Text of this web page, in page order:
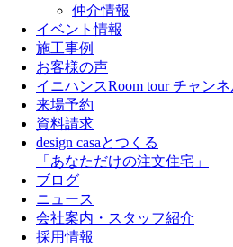
仲介情報
イベント情報
施工事例
お客様の声
イニハンスRoom tour チャン
来場予約
資料請求
design casaとつくる
「あなただけの注文住宅」
ブログ
ニュース
会社案内・スタッフ紹介
採用情報